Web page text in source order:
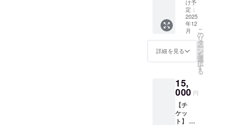
廃業ま
で ・掲
載方
法：掲
載方
字の
み、ロ
掲載は
不可 ・
注意事
項：支
援時、
欄に必
ず御氏
名をご
記入く
ださ
い。チ
ケット
要にな
りま
す。 ・
有効期
間：お
きます
（辞退
可・ペ
ンネー
ム可）
支援時
ても良
い名前
を記載
くださ
い。 ※
備考欄
クネー
ム）又
は企業
名を掲
載しま
す。 ・
掲載期
間：開
移転又
は廃業
まで ・
掲載方
法：文
字の
け予
定：
2025
年12
月
詳細を見る
こ
の
リ
タ
ー
ン
を
選
択
す
る
15,
000 円
【チ
ケッ
ト】 お